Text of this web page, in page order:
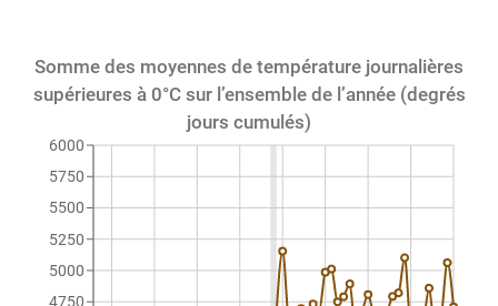
Somme des moyennes de température journalières
supérieures à 0°C sur l’ensemble de l’année (degrés
jours cumulés)
4750
5000
5250
5500
5750
6000